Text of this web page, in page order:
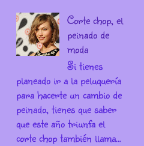
Corte chop, el
peinado de
moda
Si tienes
planeado ir a la peluquería
para hacerte un cambio de
peinado, tienes que saber
que este año triunfa el
corte chop también llama...